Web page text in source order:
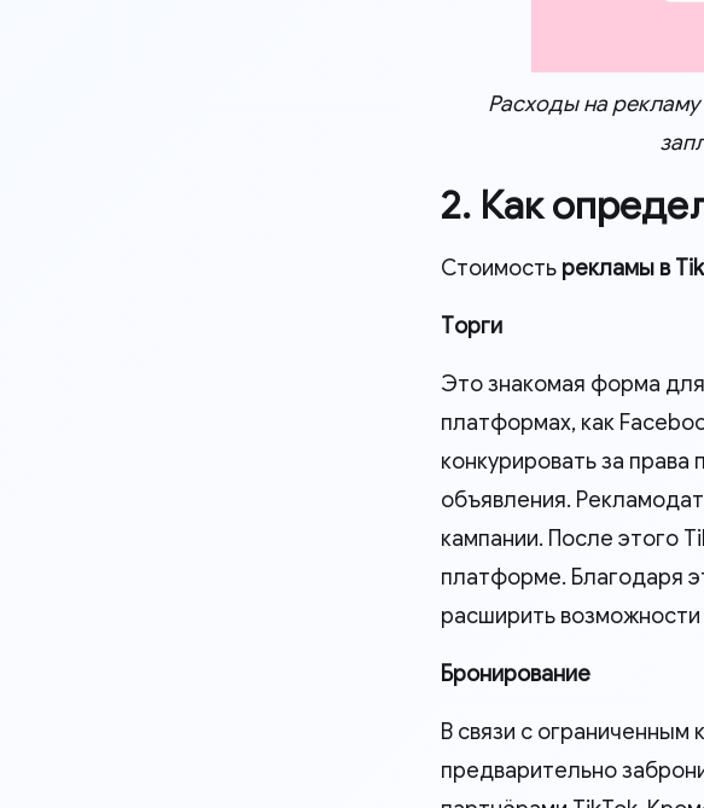
Расходы на
2. Как
Стоимость рекламы в
Торги
Это знакомая форма
платформах, как
конкурировать за
объявления.
кампании. После этого
платформе. Благодаря
расширить
Бронирование
В связи с
предварительно